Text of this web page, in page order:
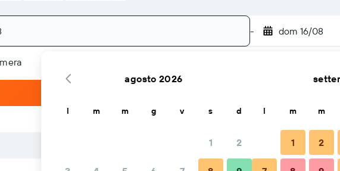
- dom 16/08
agosto 2026
l m m g v s d
1 2
l m m
1 2